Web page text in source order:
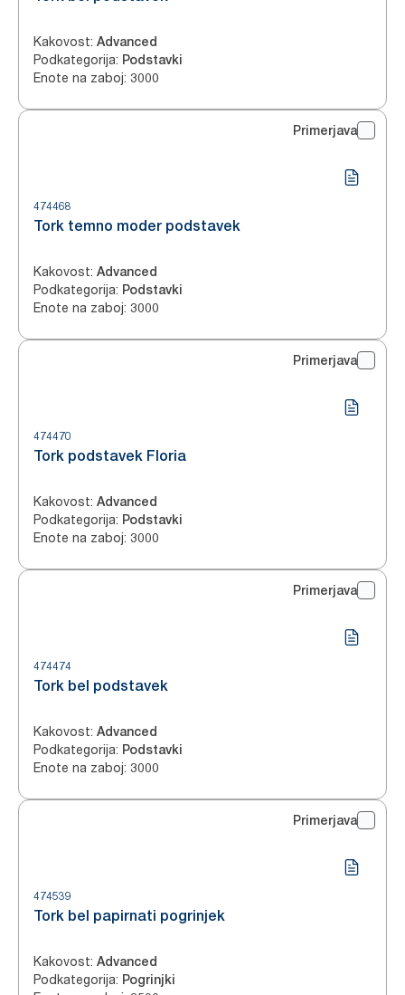
Kakovost: Advanced
Podkategorija: Podstavki
Enote na zaboj: 3000
Primerjava
474468
Tork temno moder podstavek
Kakovost: Advanced
Podkategorija: Podstavki
Enote na zaboj: 3000
Primerjava
474470
Tork podstavek Floria
Kakovost: Advanced
Podkategorija: Podstavki
Enote na zaboj: 3000
Primerjava
474474
Tork bel podstavek
Kakovost: Advanced
Podkategorija: Podstavki
Enote na zaboj: 3000
Primerjava
474539
Tork bel papirnati pogrinjek
Kakovost: Advanced
Podkategorija: Pogrinjki